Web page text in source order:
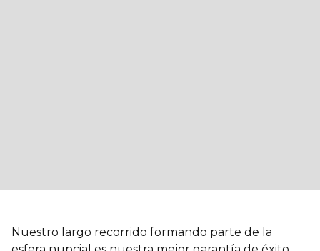
Nuestro largo recorrido formando parte de la